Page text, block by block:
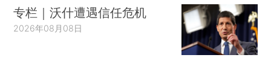
专栏｜沃什遭遇信任危机
2026年08月08日